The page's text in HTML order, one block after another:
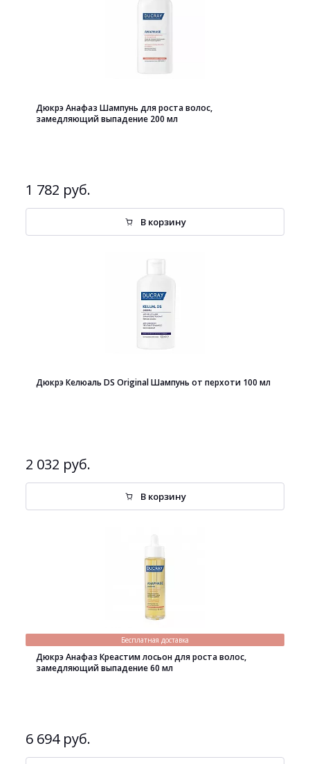
Дюкрэ Анафаз Шампунь для роста волос,
замедляющий выпадение 200 мл
1 782 руб.
В корзину
Дюкрэ Келюаль DS Original Шампунь от перхоти 100 мл
2 032 руб.
В корзину
Бесплатная доставка
Дюкрэ Анафаз Креастим лосьон для роста волос,
замедляющий выпадение 60 мл
6 694 руб.